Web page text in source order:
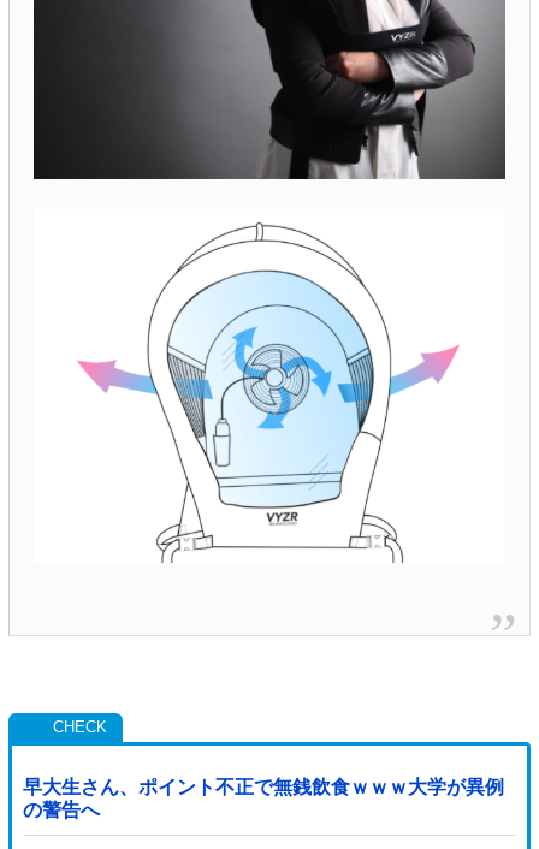
早大生さん、ポイント不正で無銭飲食ｗｗｗ大学が異例
の警告へ